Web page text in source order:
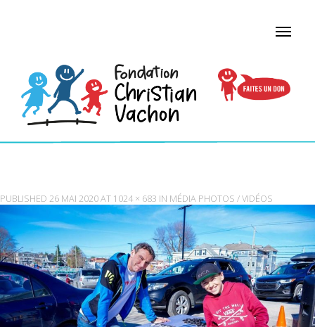
PUBLISHED 26 MAI 2020AT 1024 × 683 IN MÉDIA PHOTOS / VIDÉOS